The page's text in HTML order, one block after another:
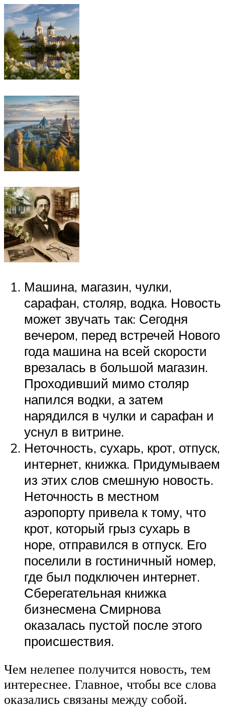
Машина, магазин, чулки,
сарафан, столяр, водка. Новость
может звучать так: Сегодня
вечером, перед встречей Нового
года машина на всей скорости
врезалась в большой магазин.
Проходивший мимо столяр
напился водки, а затем
нарядился в чулки и сарафан и
уснул в витрине.
Неточность, сухарь, крот, отпуск,
интернет, книжка. Придумываем
из этих слов смешную новость.
Неточность в местном
аэропорту привела к тому, что
крот, который грыз сухарь в
норе, отправился в отпуск. Его
поселили в гостиничный номер,
где был подключен интернет.
Сберегательная книжка
бизнесмена Смирнова
оказалась пустой после этого
происшествия.
Чем нелепее получится новость, тем
интереснее. Главное, чтобы все слова
оказались связаны между собой.